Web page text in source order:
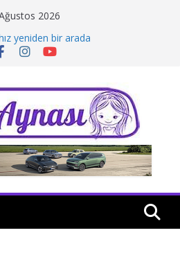
2026
yeniden bir arada
Bodrum’da açıldı
test sürüşü